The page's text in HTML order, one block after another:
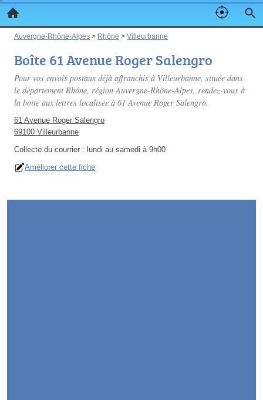
Auvergne-Rhône-Alpes > Rhône > Villeurbanne
Boîte 61 Avenue Roger Salengro
Pour vos envois postaux déjà affranchis à Villeurbanne, située dans
le département Rhône, région Auvergne-Rhône-Alpes, rendez-vous à
la boite aux lettres localisée à 61 Avenue Roger Salengro.
61 Avenue Roger Salengro
69100 Villeurbanne
Collecte du courrier : lundi au samedi à 9h00
Améliorer cette fiche